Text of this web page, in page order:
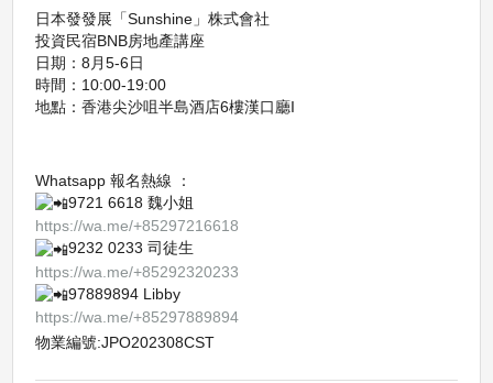
日本發發展「Sunshine」株式會社
投資民宿BNB房地產講座
日期：8月5-6日
時間：10:00-19:00
地點：香港尖沙咀半島酒店6樓漢口廳I
Whatsapp 報名熱線 ：
9721 6618 魏小姐
https://wa.me/+85297216618
9232 0233 司徒生
https://wa.me/+85292320233
97889894 Libby
https://wa.me/+85297889894
物業編號:JPO202308CST